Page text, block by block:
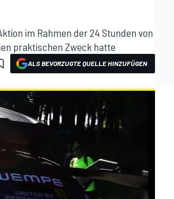
im Rahmen der 24 Stunden von
praktischen Zweck hatte
ALS BEVORZUGTE QUELLE HINZUFÜGEN